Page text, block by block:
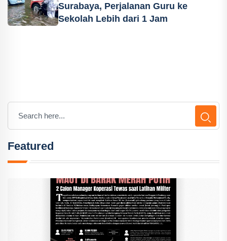
Surabaya, Perjalanan Guru ke
Sekolah Lebih dari 1 Jam
Featured